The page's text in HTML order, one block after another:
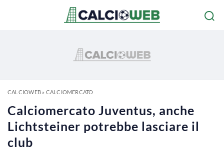
CALCIOWEB» CALCIOMERCATO
Calciomercato Juventus, anche
Lichtsteiner potrebbe lasciare il
club